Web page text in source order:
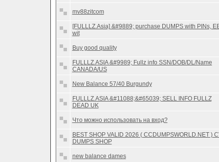
mv88zitcom
[FULLLZ.Asia] &#9889; purchase DUMPS with PINs,
wit
Buy good quality
FULLLZ.ASIA &#9989; Fullz info SSN/DOB/DL/Name
CANADA/US
New Balance 57/40 Burgundy
FULLLZ.ASIA &#11088;&#65039; SELL INFO FULLZ
DEAD UK
Что можно использовать на вход?
BEST SHOP VALID 2026 ( CCDUMPSWORLD.NET )
DUMPS SHOP
new balance dames